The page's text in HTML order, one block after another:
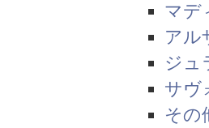
マデ
アル
ジュ
サヴ
その